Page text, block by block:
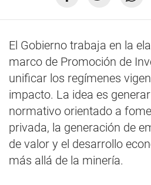
El Gobierno trabaja en la
marco de Promoción de
unificar los regímenes
impacto. La idea es
normativo orientado a
privada, la generación de
de valor y el desarrollo
más allá de la minería.